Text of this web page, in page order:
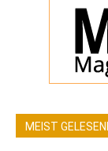
MEIST